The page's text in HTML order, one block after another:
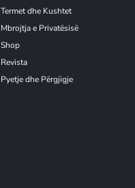
Termet dhe Kushtet
Mbrojtja e Privatësisë
Shop
Revista
Pyetje dhe Përgjigje